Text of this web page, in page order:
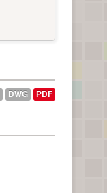
DWG PDF